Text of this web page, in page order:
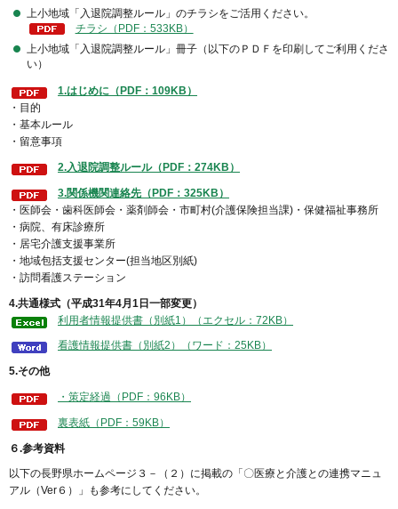
上小地域「入退院調整ルール」のチラシをご活用ください。
チラシ（PDF：533KB）
上小地域「入退院調整ルール」冊子（以下のＰＤＦを印刷してご利用くださ
い）
1.はじめに（PDF：109KB）
・目的
・基本ルール
・留意事項
2.入退院調整ルール（PDF：274KB）
3.関係機関連絡先（PDF：325KB）
・医師会・歯科医師会・薬剤師会・市町村(介護保険担当課)・保健福祉事務所
・病院、有床診療所
・居宅介護支援事業所
・地域包括支援センター(担当地区別紙)
・訪問看護ステーション
4.共通様式（平成31年4月1日一部変更）
利用者情報提供書（別紙1）（エクセル：72KB）
看護情報提供書（別紙2）（ワード：25KB）
5.その他
・策定経過（PDF：96KB）
裏表紙（PDF：59KB）
６.参考資料
以下の長野県ホームページ３－（２）に掲載の「〇医療と介護との連携マニュ
アル（Ver６）」も参考にしてください。